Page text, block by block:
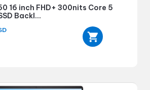
16 inch FHD+ 300nits Core 5
Backl...